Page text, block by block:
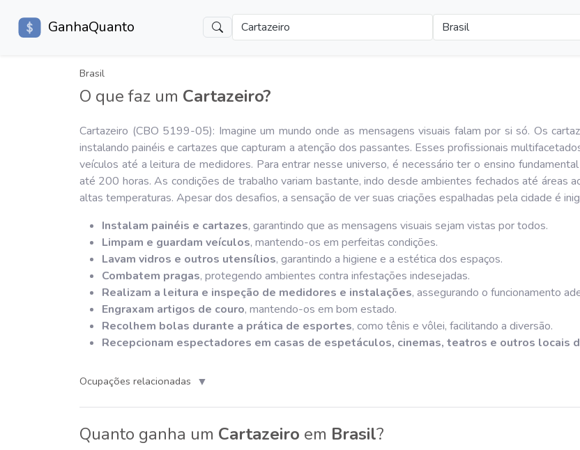
GanhaQuanto Cartazeiro Brasil
Brasil
O que faz um Cartazeiro?
Cartazeiro (CBO 5199-05): Imagine um mundo onde as mensagens visuais falam por si só. Os
instalando painéis e cartazes que capturam a atenção dos passantes. Esses profissionais
veículos até a leitura de medidores. Para entrar nesse universo, é necessário ter o ensino
até 200 horas. As condições de trabalho variam bastante, indo desde ambientes fechados até áreas
altas temperaturas. Apesar dos desafios, a sensação de ver suas criações espalhadas pela cidade é
Instalam painéis e cartazes, garantindo que as mensagens visuais sejam vistas por todos.
Limpam e guardam veículos, mantendo-os em perfeitas condições.
Lavam vidros e outros utensílios, garantindo a higiene e a estética dos espaços.
Combatem pragas, protegendo ambientes contra infestações indesejadas.
Realizam a leitura e inspeção de medidores e instalações, assegurando o funcionamento
Engraxam artigos de couro, mantendo-os em bom estado.
Recolhem bolas durante a prática de esportes, como tênis e vôlei, facilitando a diversão.
Recepcionam espectadores em casas de espetáculos, cinemas, teatros e outros locais
Ocupações relacionadas ▼
Quanto ganha um Cartazeiro em Brasil?